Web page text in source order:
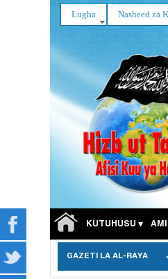
Lugha Nasheed za
KUTUHUSU
GAZETI LA AL-RAYA